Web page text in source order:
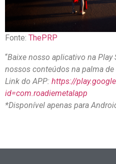
Fonte: ThePRP
“Baixe nosso aplicativo na Play
nossos conteúdos na palma de
Link do APP: https://
id=com.roadiemetalapp
*Disponível apenas para